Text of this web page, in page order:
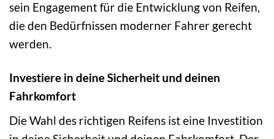
sein Engagement für die Entwicklung von Reifen,
die den Bedürfnissen moderner Fahrer gerecht
werden.
Investiere in deine Sicherheit und deinen
Fahrkomfort
Die Wahl des richtigen Reifens ist eine Investition